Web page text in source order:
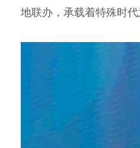
地联办，承载着特殊时代